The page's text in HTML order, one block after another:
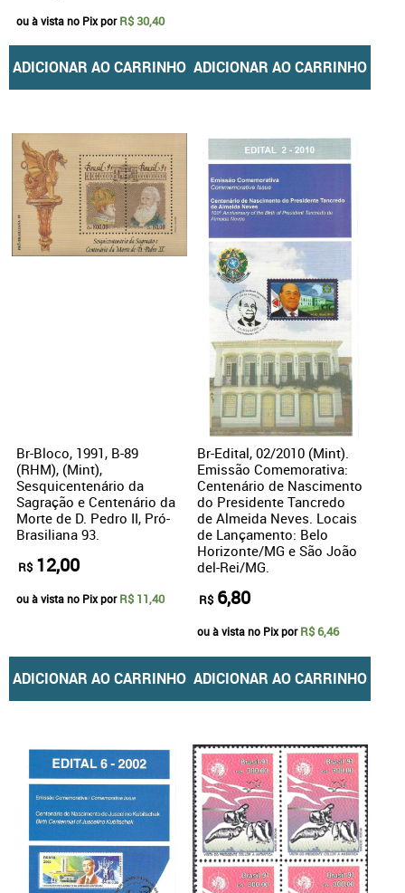
ou à vista no Pix porR$ 30,40
ADICIONAR AO CARRINHO ADICIONAR AO CARRINHO
Br-Bloco, 1991, B-89
(RHM), (Mint),
Sesquicentenário da
Sagração e Centenário da
Morte de D. Pedro II, Pró-
Brasiliana 93.
R$ 12,00
ou à vista no Pix porR$ 11,40
ADICIONAR AO CARRINHO
Br-Edital, 02/2010 (Mint).
Emissão Comemorativa:
Centenário de Nascimento
do Presidente Tancredo
de Almeida Neves. Locais
de Lançamento: Belo
Horizonte/MG e São João
del-Rei/MG.
R$ 6,80
ou à vista no Pix porR$ 6,46
ADICIONAR AO CARRINHO